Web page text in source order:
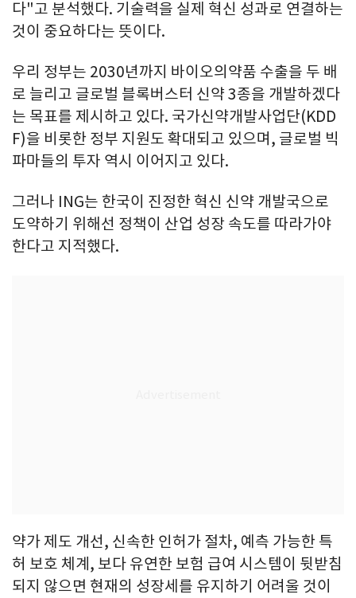
다"고 분석했다. 기술력을 실제 혁신 성과로 연결하는
것이 중요하다는 뜻이다.
우리 정부는 2030년까지 바이오의약품 수출을 두 배
로 늘리고 글로벌 블록버스터 신약 3종을 개발하겠다
는 목표를 제시하고 있다. 국가신약개발사업단(KDD
F)을 비롯한 정부 지원도 확대되고 있으며, 글로벌 빅
파마들의 투자 역시 이어지고 있다.
그러나 ING는 한국이 진정한 혁신 신약 개발국으로
도약하기 위해선 정책이 산업 성장 속도를 따라가야
한다고 지적했다.
약가 제도 개선, 신속한 인허가 절차, 예측 가능한 특
허 보호 체계, 보다 유연한 보험 급여 시스템이 뒷받침
되지 않으면 현재의 성장세를 유지하기 어려울 것이